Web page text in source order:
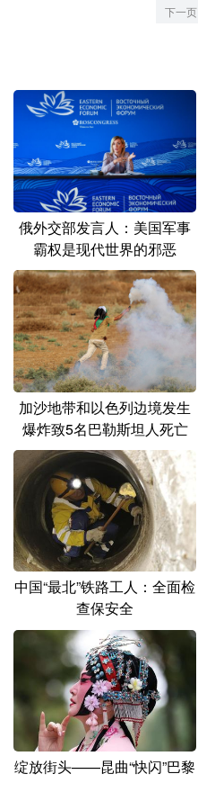
陕西 甘肃
新疆 内蒙古
多语种频道
English Español
Русский язык
Deutsch Português
下一页
俄外交部发言人：美国军事
霸权是现代世界的邪恶
加沙地带和以色列边境发生
爆炸致5名巴勒斯坦人死亡
中国“最北”铁路工人：全面检
查保安全
绽放街头——昆曲“快闪”巴黎